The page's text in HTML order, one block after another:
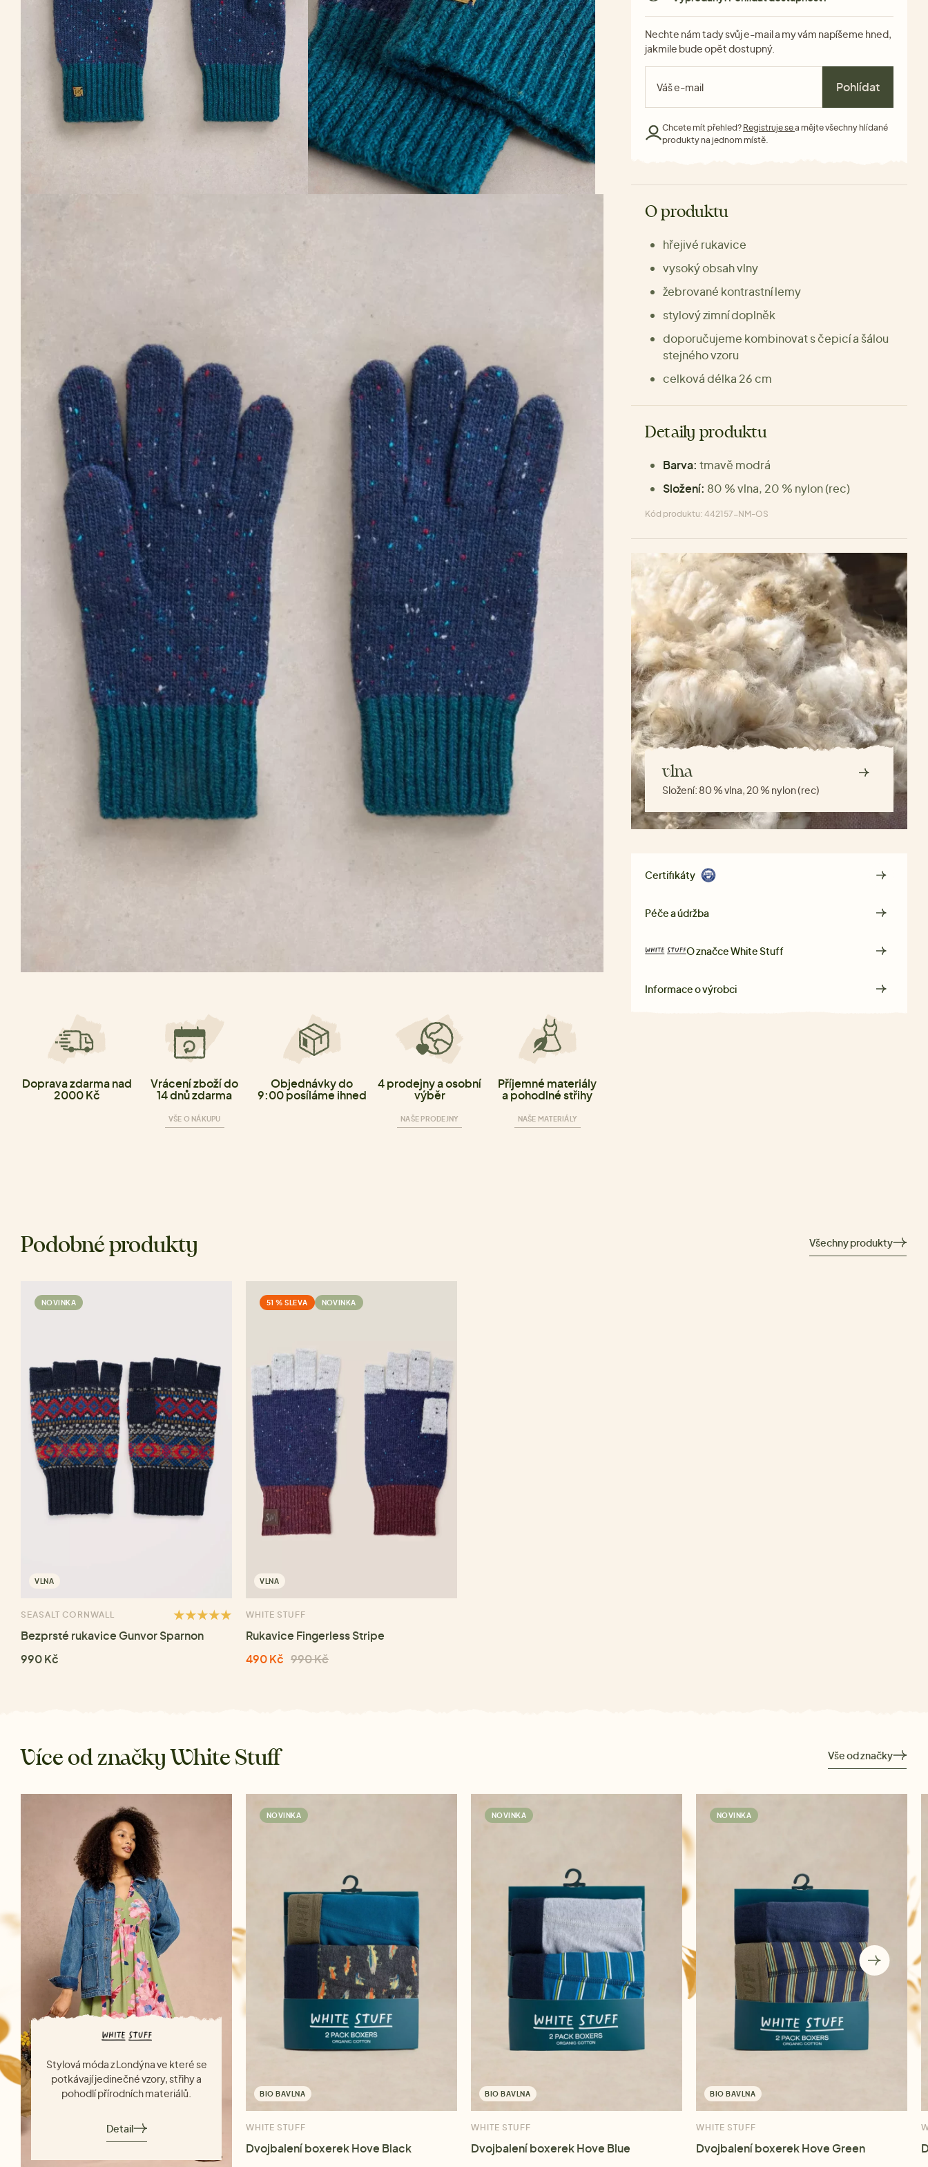
Doprava zdarma nad
2000 Kč
Vrácení zboží do
14 dnů zdarma
VŠE O NÁKUPU
Objednávky do
9:00 posíláme ihned
4 prodejny a osobní
výběr
NAŠE PRODEJNY
Příjemné materiály
a pohodlné střihy
NAŠE MATERIÁLY
Nechte nám tady svůj e-mail a my vám napíšeme hned,
jakmile bude opět dostupný.
Pohlídat
Chcete mít přehled? Registruje sea mějte všechny hlídané
produkty na jednom místě.
O produktu
hřejivé rukavice
vysoký obsah vlny
žebrované kontrastní lemy
stylový zimní doplněk
doporučujeme kombinovat s čepicí a šálou
stejného vzoru
celková délka 26 cm
Detaily produktu
Barva: tmavě modrá
Složení: 80 % vlna, 20 % nylon (rec)
Kód produktu: 442157-NM-OS
vlna
Složení: 80 % vlna, 20 % nylon (rec)
Certifikáty
Péče a údržba
O značceWhite Stuff
Informace o výrobci
Podobné produkty Všechny produkty
NOVINKA
VLNA
SEASALT CORNWALL
Bezprsté rukavice Gunvor Sparnon
990 Kč
51 % SLEVA NOVINKA
VLNA
WHITE STUFF
Rukavice Fingerless Stripe
490 Kč 990 Kč
Více od značky White Stuff Vše od značky
Stylová móda z Londýna ve které se
potkávají jedinečné vzory, střihy a
pohodlí přírodních materiálů.
Detail
NOVINKA
BIO BAVLNA
WHITE STUFF
Dvojbalení boxerek Hove Black
NOVINKA
BIO BAVLNA
WHITE STUFF
Dvojbalení boxerek Hove Blue
NOVINKA
BIO BAVLNA
WHITE STUFF
Dvojbalení boxerek Hove Green